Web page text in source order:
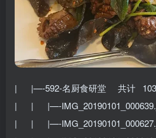
| |—-592-名厨食研堂 共计 103
| | |—-
| | |—-